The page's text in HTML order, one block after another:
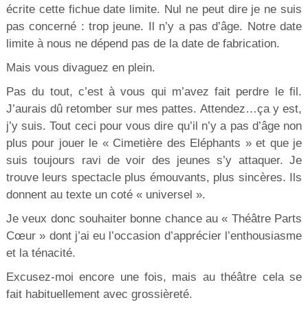
écrite cette fichue date limite. Nul ne peut dire je ne suis
pas concerné : trop jeune. Il n’y a pas d’âge. Notre date
limite à nous ne dépend pas de la date de fabrication.
Mais vous divaguez en plein.
Pas du tout, c’est à vous qui m’avez fait perdre le fil.
J’aurais dû retomber sur mes pattes. Attendez…ça y est,
j’y suis. Tout ceci pour vous dire qu’il n’y a pas d’âge non
plus pour jouer le « Cimetière des Eléphants » et que je
suis toujours ravi de voir des jeunes s’y attaquer. Je
trouve leurs spectacle plus émouvants, plus sincères. Ils
donnent au texte un coté « universel ».
Je veux donc souhaiter bonne chance au « Théâtre Parts
Cœur » dont j’ai eu l’occasion d’apprécier l’enthousiasme
et la ténacité.
Excusez-moi encore une fois, mais au théâtre cela se
fait habituellement avec grossièreté.